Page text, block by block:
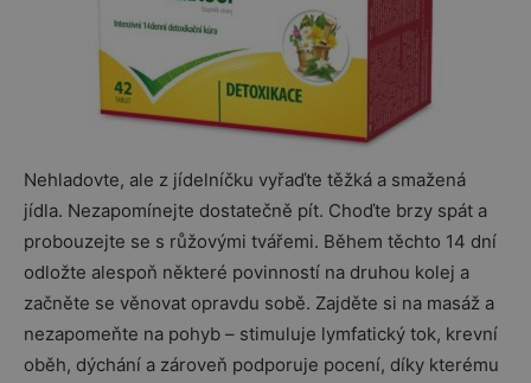
Nehladovte, ale z jídelníčku vyřaďte těžká a smažená
jídla. Nezapomínejte dostatečně pít. Choďte brzy spát a
probouzejte se s růžovými tvářemi. Během těchto 14 dní
odložte alespoň některé povinností na druhou kolej a
začněte se věnovat opravdu sobě. Zajděte si na masáž a
nezapomeňte na pohyb – stimuluje lymfatický tok, krevní
oběh, dýchání a zároveň podporuje pocení, díky kterému